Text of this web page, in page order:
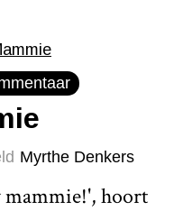
Myrthe Denkers
hoort